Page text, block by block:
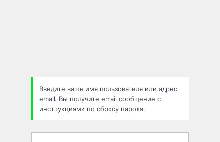
Введите ваше имя пользователя или адрес
email. Вы получите email сообщение с
инструкциями по сбросу пароля.